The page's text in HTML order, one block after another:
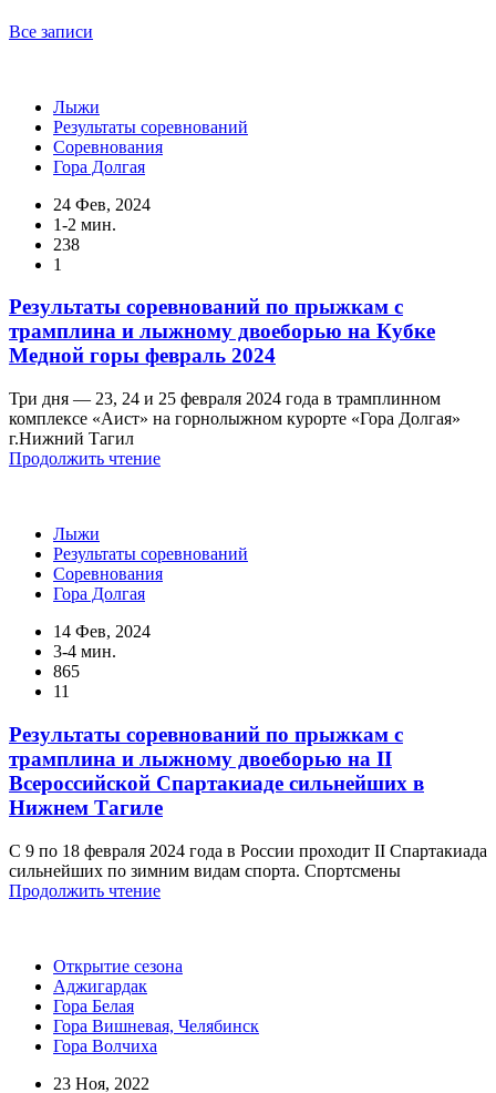
Все записи
Лыжи
Результаты соревнований
Соревнования
Гора Долгая
24 Фев, 2024
1-2 мин.
238
1
Результаты соревнований по прыжкам с
трамплина и лыжному двоеборью на Кубке
Медной горы февраль 2024
Три дня — 23, 24 и 25 февраля 2024 года в трамплинном
комплексе «Аист» на горнолыжном курорте «Гора Долгая»
г.Нижний Тагил
Продолжить чтение
Лыжи
Результаты соревнований
Соревнования
Гора Долгая
14 Фев, 2024
3-4 мин.
865
11
Результаты соревнований по прыжкам с
трамплина и лыжному двоеборью на II
Всероссийской Спартакиаде сильнейших в
Нижнем Тагиле
С 9 по 18 февраля 2024 года в России проходит II Спартакиада
сильнейших по зимним видам спорта. Спортсмены
Продолжить чтение
Открытие сезона
Аджигардак
Гора Белая
Гора Вишневая, Челябинск
Гора Волчиха
23 Ноя, 2022